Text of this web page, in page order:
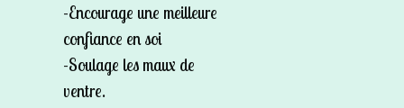
-Encourage une meilleure
confiance en soi
-Soulage les maux de
ventre.